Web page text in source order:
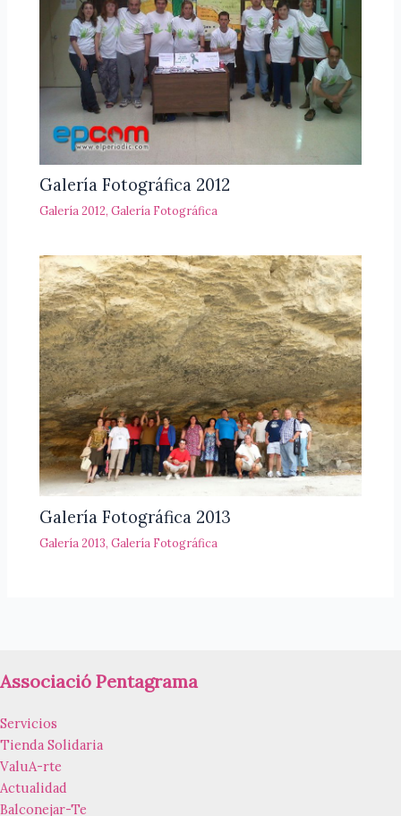
Galería Fotográfica 2012
Galería 2012,Galería Fotográfica
Galería Fotográfica 2013
Galería 2013,Galería Fotográfica
Associació Pentagrama
Servicios
Tienda Solidaria
ValuA-rte
Actualidad
Balconejar-Te